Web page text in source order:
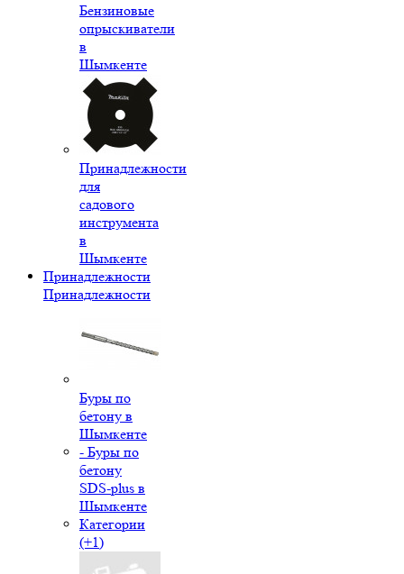
Бензиновые
опрыскиватели
в
Шымкенте
Принадлежности
для
садового
инструмента
в
Шымкенте
Принадлежности
Принадлежности
Буры по
бетону в
Шымкенте
- Буры по
бетону
SDS-plus в
Шымкенте
Категории
(+1)